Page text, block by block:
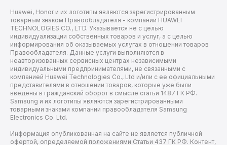
Huawei, Honor и их логотипы являются зарегистрированным
товарным знаком Правообладателя - компании HUAWEI
TECHNOLOGIES CO., LTD. Указывается не с целью
индивидуализации собственных товаров и услуг, а с целью
информирования об оказываемых услугах в отношении товаров
Правообладателя. Данные услуги выполняются в
неавторизованных сервисных центрах независимыми
индивидуальными предпринимателями, не связанными с
компанией Huawei Technologies Co., Ltd и/или с ее официальными
представителями в отношении товаров, которые уже были
введены в гражданский оборот в смысле статьи 1487 ГК РФ.
Samsung и их логотипы являются зарегистрированными
товарными знаками компании правообладателя Samsung
Electronics Co. Ltd.
Информация опубликованная на сайте не является публичной
офертой, определяемой положениями Статьи 437 ГК РФ. Контент,